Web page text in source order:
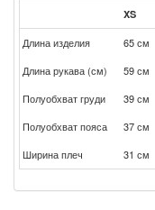
XS
Длина изделия 65 см
Длина рукава (см)
59 см
Полуобхват груди
39 см
Полуобхват пояса
37 см
Ширина плеч
31 см